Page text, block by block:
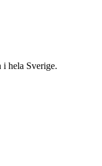
i hela Sverige.